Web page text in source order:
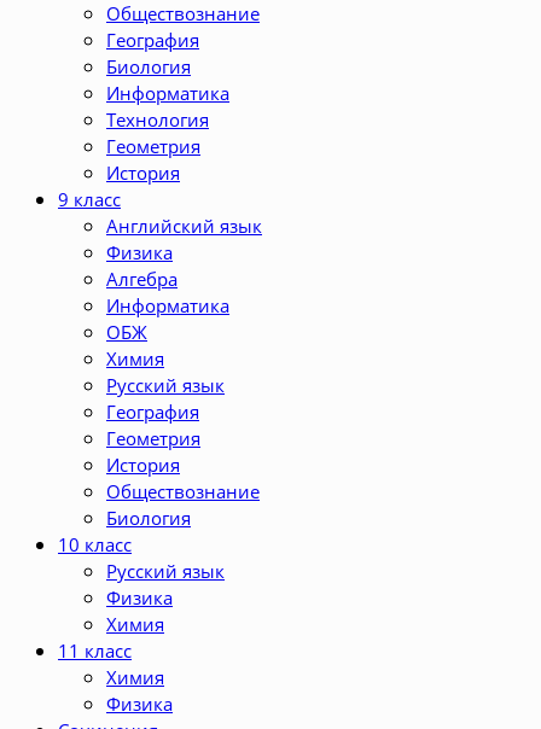
Обществознание
География
Биология
Информатика
Технология
Геометрия
История
9 класс
Английский язык
Физика
Алгебра
Информатика
ОБЖ
Химия
Русский язык
География
Геометрия
История
Обществознание
Биология
10 класс
Русский язык
Физика
Химия
11 класс
Химия
Физика